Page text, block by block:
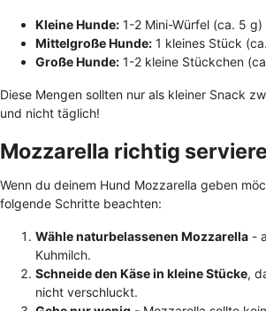
Kleine Hunde: 1-2 Mini-Würfel (ca. 5 g)
Mittelgroße Hunde: 1 kleines Stück
Große Hunde: 1-2 kleine Stückchen
Diese Mengen sollten nur als kleiner Snack
und nicht täglich!
Mozzarella richtig
Wenn du deinem Hund Mozzarella geben
folgende Schritte beachten:
Wähle naturbelassenen Mozzarella -
Kuhmilch.
Schneide den Käse in kleine Stücke,
nicht verschluckt.